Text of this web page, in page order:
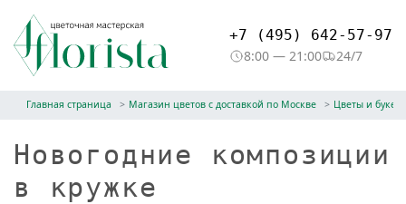
+7 (495) 642-57-97
8:00 — 21:00
24/7
Главная страница Магазин цветов с доставкой по Москве Цветы и
Новогодние композиции
в кружке